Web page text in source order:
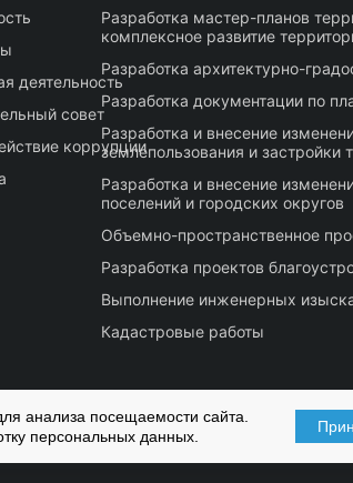
деятельность
совет
коррупции
Разработка мастер-планов
комплексное развитие
Разработка архитектурно-
Разработка документации по
Разработка и внесение
землепользования и застройки
Разработка и внесение
поселений и городских округов
Объемно-пространственное
Разработка проектов
Выполнение инженерных
Кадастровые работы
Политика конфиденциальности
анализа посещаемости сайта.
персональных данных.